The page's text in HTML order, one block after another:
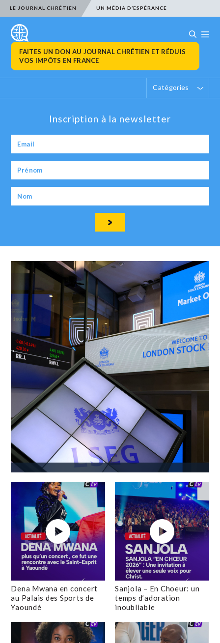
LE JOURNAL CHRÉTIEN UN MÉDIA D’ESPÉRANCE
FAITES UN DON AU JOURNAL CHRÉTIEN ET RÉDUIS
VOS IMPÔTS EN FRANCE
Catégories
Inscription à la newsletter
Dena Mwana en concert
au Palais des Sports de
Yaoundé
Sanjola – En Choeur: un
temps d’adoration
inoubliable